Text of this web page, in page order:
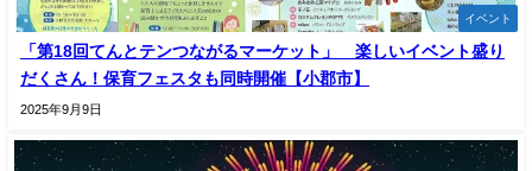
イベント
「第18回てんとテンつながるマーケット」 楽しいイベント盛り
だくさん！保育フェスタも同時開催【小郡市】
2025年9月9日